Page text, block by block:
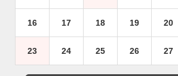
16 17 18 19 20
23 24 25 26 27